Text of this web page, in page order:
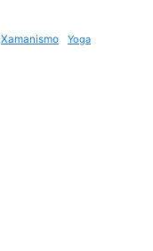
Xamanismo Yoga